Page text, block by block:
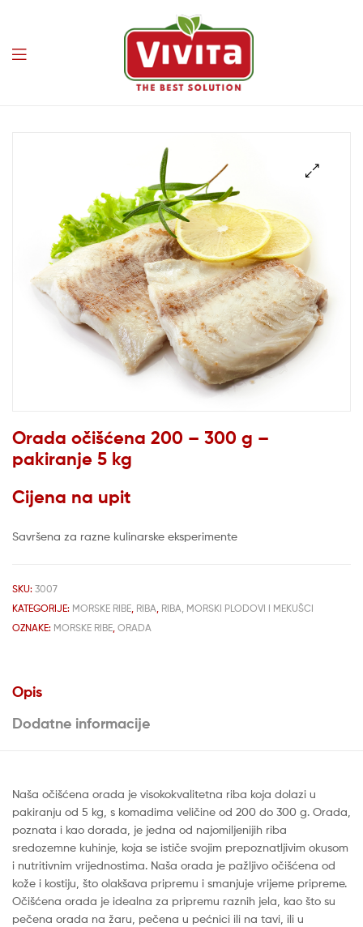
Orada očišćena 200 – 300 g –
pakiranje 5 kg
Cijena na upit
Savršena za razne kulinarske eksperimente
SKU: 3007
KATEGORIJE: MORSKE RIBE RIBA RIBA, MORSKI PLODOVI I MEKUŠCI
OZNAKE: MORSKE RIBE ORADA
Opis
Dodatne informacije
Naša očišćena orada je visokokvalitetna riba koja dolazi u
pakiranju od 5 kg, s komadima veličine od 200 do 300 g. Orada,
poznata i kao dorada, je jedna od najomiljenijih riba
sredozemne kuhinje, koja se ističe svojim prepoznatljivim okusom
i nutritivnim vrijednostima. Naša orada je pažljivo očišćena od
kože i kostiju, što olakšava pripremu i smanjuje vrijeme pripreme.
Očišćena orada je idealna za pripremu raznih jela, kao što su
pečena orada na žaru, pečena u pećnici ili na tavi, ili u